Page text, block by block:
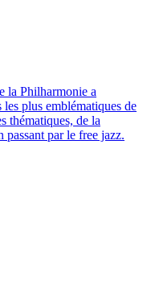
la Philharmonie a
plus emblématiques de
thématiques, de la
passant par le free jazz.